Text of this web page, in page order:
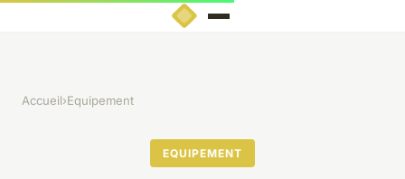
Accueil›Equipement
EQUIPEMENT